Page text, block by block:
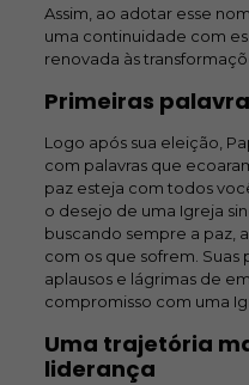
Assim, ao adotar esse
uma continuidade com
renovada às
Primeiras
Logo após sua eleição,
com palavras que
paz esteja com todos
o desejo de uma Igreja
buscando sempre a paz,
com os que sofrem. Suas
aplausos e lágrimas de
compromisso com uma
Uma trajetória
liderança